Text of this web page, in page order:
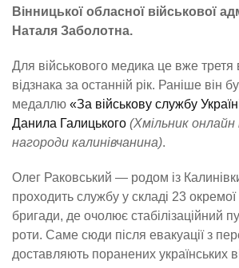
Вінницької обласної військової
Наталя Заболотна.
Для військового медика це вже
відзнака за останній рік. Раніше він
медаллю «За військову службу
Данила Галицького (Хмільник онлайн
нагороди калинівчанина).
Олег Раковський — родом із
проходить службу у складі 23 окремої
бригади, де очолює стабілізаційний
роти. Саме сюди після евакуації з
доставляють поранених українських